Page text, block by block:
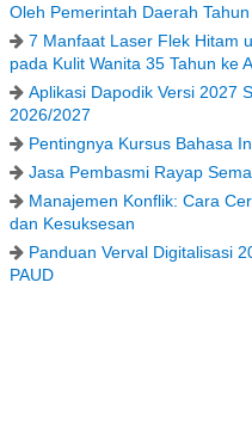
Oleh Pemerintah Daerah
7 Manfaat Laser Flek Hitam
pada Kulit Wanita 35 Tahun ke
Aplikasi Dapodik Versi 2027
2026/2027
Pentingnya Kursus Bahasa
Jasa Pembasmi Rayap
Manajemen Konflik: Cara
dan Kesuksesan
Panduan Verval Digitalisasi
PAUD